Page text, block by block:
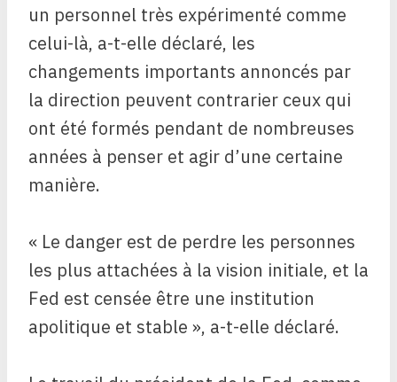
un personnel très expérimenté comme
celui-là, a-t-elle déclaré, les
changements importants annoncés par
la direction peuvent contrarier ceux qui
ont été formés pendant de nombreuses
années à penser et agir d’une certaine
manière.
« Le danger est de perdre les personnes
les plus attachées à la vision initiale, et la
Fed est censée être une institution
apolitique et stable », a-t-elle déclaré.